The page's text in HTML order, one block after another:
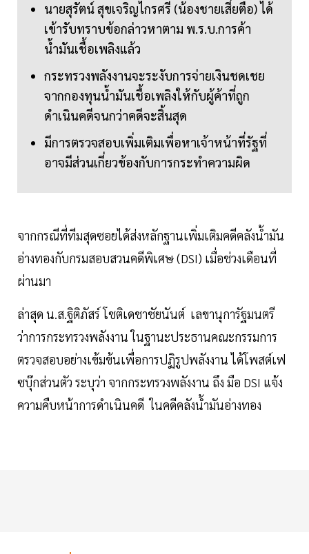
นายสุรัตน์ สุขเจริญไกรศรี (น้องชายเสี่ยตือ) ได้
เข้ารับทราบข้อกล่าวหาตาม พ.ร.บ.การค้า
น้ำมันเชื้อเพลิงแล้ว
กระทรวงพลังงานจะระงับการจ่ายเงินชดเชย
จากกองทุนน้ำมันเชื้อเพลิงให้กับผู้ค้าที่ถูก
ดำเนินคดีจนกว่าคดีจะสิ้นสุด
มีการตรวจสอบเพิ่มเติมเพื่อหาเจ้าหน้าที่รัฐที่
อาจมีส่วนเกี่ยวข้องกับการกระทำความผิด
จากกรณีที่ทีมสุดซอยได้ส่งหลักฐานเพิ่มเติมคดีคลังน้ำมัน
อ่างทองกับกรมสอบสวนคดีพิเศษ (DSI) เมื่อช่วงเดือนที่
ผ่านมา
ล่าสุด น.ส.ฐิติภัสร์ โชติเดชาชัยนันต์ เลขานุการัฐมนตรี
ว่าการกระทรวงพลังงาน ในฐานะประธานคณะกรรมการ
ตรวจสอบอย่างเข้มข้นเพื่อการปฏิรูปพลังงาน ได้โพสต์เฟ
ซบุ๊กส่วนตัว ระบุว่า จากกระทรวงพลังงาน ถึง มือ DSI แจ้ง
ความคืบหน้าการดำเนินคดี ในคดีคลังน้ำมันอ่างทอง